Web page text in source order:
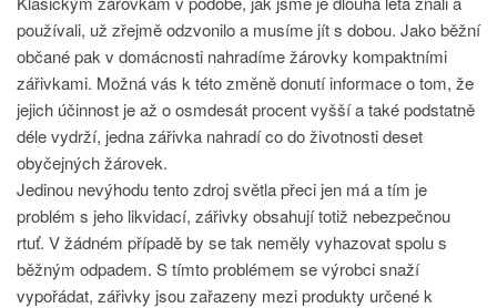
používali, už zřejmě odzvonilo a musíme jít s dobou. Jako běžní
občané pak v domácnosti nahradíme žárovky kompaktními
zářivkami. Možná vás k této změně donutí informace o tom, že
jejich účinnost je až o osmdesát procent vyšší a také podstatně
déle vydrží, jedna zářivka nahradí co do životnosti deset
obyčejných žárovek.
Jedinou nevýhodu tento zdroj světla přeci jen má a tím je
problém s jeho likvidací, zářivky obsahují totiž nebezpečnou
rtuť. V žádném případě by se tak neměly vyhazovat spolu s
běžným odpadem. S tímto problémem se výrobci snaží
vypořádat, zářivky jsou zařazeny mezi produkty určené k